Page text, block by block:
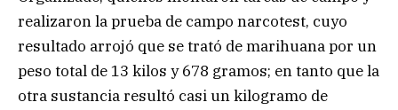
realizaron la prueba de campo narcotest, cuyo
resultado arrojó que se trató de marihuana por un
peso total de 13 kilos y 678 gramos; en tanto que la
otra sustancia resultó casi un kilogramo de